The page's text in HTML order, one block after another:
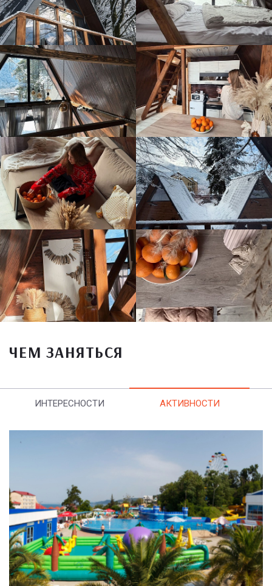
ЧЕМ ЗАНЯТЬСЯ
ИНТЕРЕСНОСТИ АКТИВНОСТИ